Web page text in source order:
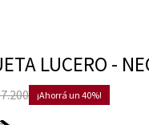
LUCERO -
7.200 40